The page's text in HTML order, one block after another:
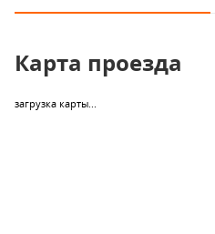
Карта проезда
загрузка карты...